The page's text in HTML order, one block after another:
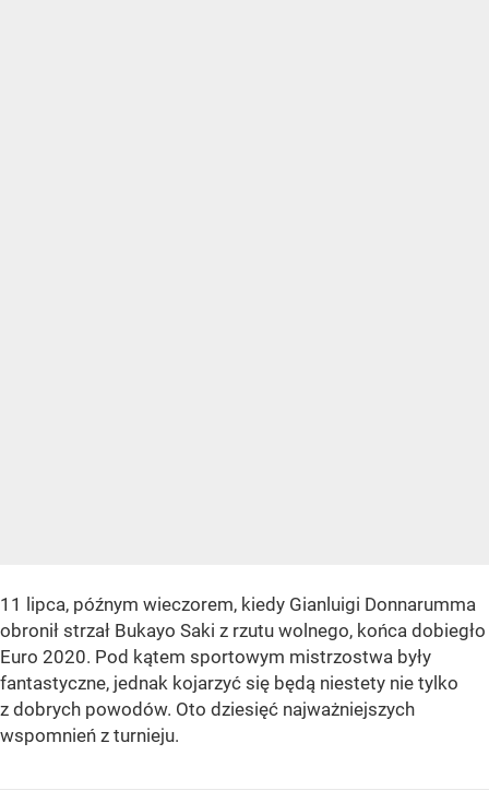
11 lipca, późnym wieczorem, kiedy Gianluigi Donnarumma
obronił strzał Bukayo Saki z rzutu wolnego, końca dobiegło
Euro 2020. Pod kątem sportowym mistrzostwa były
fantastyczne, jednak kojarzyć się będą niestety nie tylko
z dobrych powodów. Oto dziesięć najważniejszych
wspomnień z turnieju.